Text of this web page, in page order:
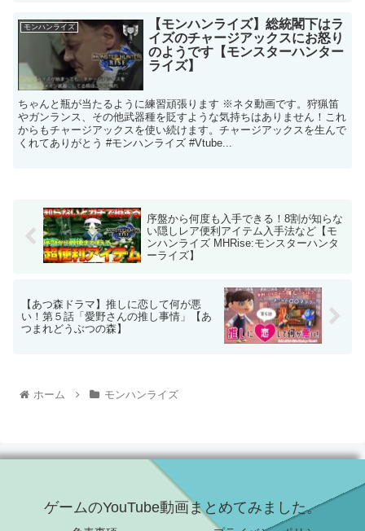
モンハンライズ
【モンハンライズ】総統閣下はラ
イズのチャージアックスにお怒り
のようです【モンスターハンター
ライズ】
ちゃんと瓶が当たるように練習頑張ります ※ネタ動画です。狩猟笛
やガンランス、その他武器種を貶すような気持ちはありません！これ
からもチャージアックスを使い続けます。チャージアックスを生んで
くれてありがとう #モンハンライズ​ #Vtube...
序盤から何度も入手できる！8割が知らな
い隠しレア便利アイテム入手法など【モ
ンハンライズ MHRise:モンスターハンタ
ーライズ】
【あつ森ドラマ】推しに恋して何が悪
い！第５話「愛野さんの推し事情」【あ
つまれどうぶつの森】
ホーム モンハンライズ
ゲームのYouTube動画まとめてみました。